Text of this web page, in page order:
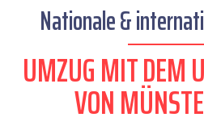
Nationale &
UMZUG MIT DEM
VON